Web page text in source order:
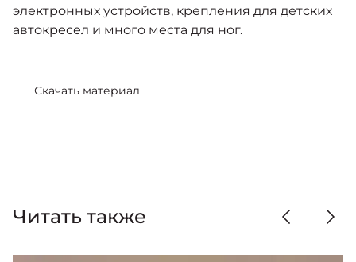
электронных устройств, крепления для детских
автокресел и много места для ног.
Скачать материал
Читать также